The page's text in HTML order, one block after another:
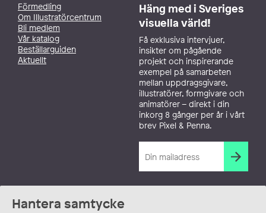
Hantera samtycke
Förmedling
Om Illustratörcentrum
Bli medlem
Vår katalog
Beställarguiden
Aktuellt
Häng med i Sveriges
visuella värld!
Få exklusiva intervjuer,
insikter om pågående
projekt och inspirerande
exempel på samarbeten
mellan uppdragsgivare,
illustratörer, formgivare och
animatörer – direkt i din
inkorg 8 gånger per år i vårt
brev Pixel & Penna.